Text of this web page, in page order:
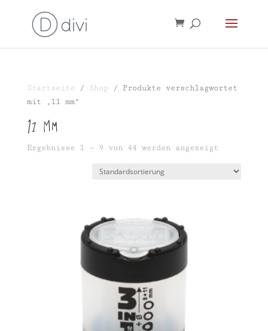
Startseite / Shop / Produkte verschlagwortet
mit „11 mm“
11 mm
Ergebnisse 1 – 9 von 44 werden angezeigt